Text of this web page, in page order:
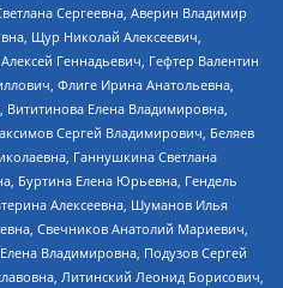
Сергеевна, Аверин Владимир
Щур Николай Алексеевич,
Геннадьевич, Гефтер Валентин
Флиге Ирина Анатольевна,
Елена Владимировна,
Сергей Владимирович, Беляев
Ганнушкина Светлана
Буртина Елена Юрьевна, Гендель
Алексеевна, Шуманов Илья
Свечников Анатолий Мариевич,
Владимировна, Подузов Сергей
Литинский Леонид Борисович,